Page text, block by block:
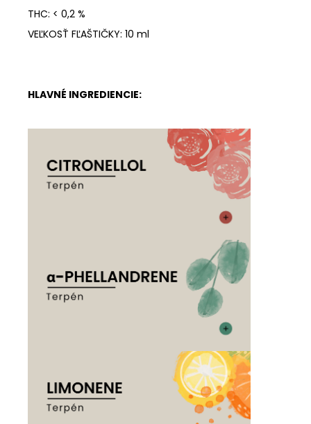
THC: < 0,2 %
VEĽKOSŤ FĽAŠTIČKY: 10 ml
HLAVNÉ INGREDIENCIE: